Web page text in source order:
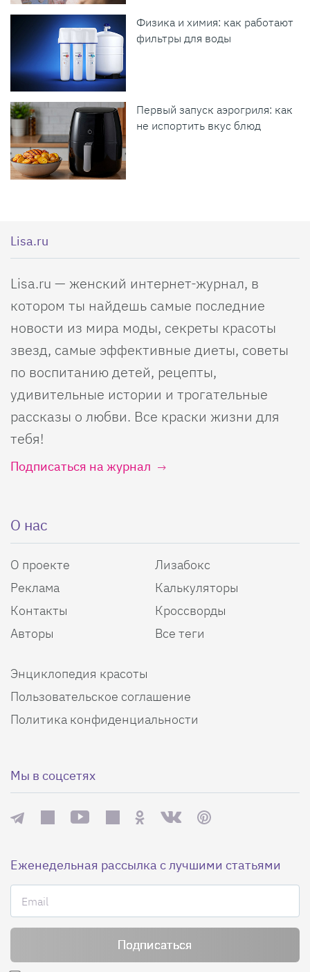
Физика и химия: как работают
фильтры для воды
Первый запуск аэрогриля: как
не испортить вкус блюд
Lisa.ru
Lisa.ru — женский интернет-журнал, в
котором ты найдешь самые последние
новости из мира моды, секреты красоты
звезд, самые эффективные диеты, советы
по воспитанию детей, рецепты,
удивительные истории и трогательные
рассказы о любви. Все краски жизни для
тебя!
Подписаться на журнал
О нас
О проекте
Реклама
Контакты
Авторы
Лизабокс
Калькуляторы
Кроссворды
Все теги
Энциклопедия красоты
Пользовательское соглашение
Политика конфиденциальности
Мы в соцсетях
Еженедельная рассылка с лучшими статьями